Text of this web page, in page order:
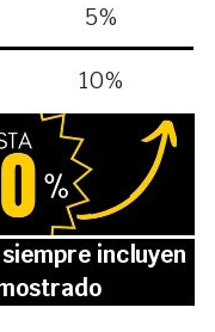
5%
10%